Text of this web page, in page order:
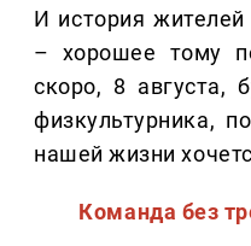
И история жителей
– хорошее тому
скоро, 8 августа,
физкультурника,
нашей жизни
Команда без